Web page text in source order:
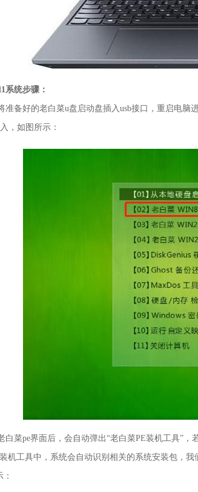
系统步骤：
准备好的老白菜u盘启动盘插入usb接口，重启电脑
，如图所示：
白菜pe界面后，会自动弹出“老白菜PE装机工具”
机工具中，系统会自动识别相关的系统安装包，